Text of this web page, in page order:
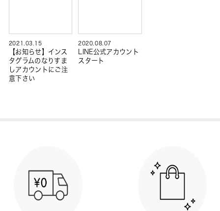
2021.03.15
【お知らせ】インス
タグラムのなりすま
しアカウントにご注
意下さい
2020.08.07
LINE公式アカウント
スタート